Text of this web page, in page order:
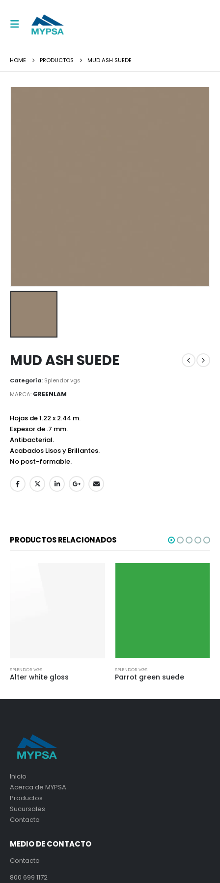
HOME PRODUCTOS MUD ASH SUEDE
MUD ASH SUEDE
Categoría: Splendor vgs
MARCA: GREENLAM
Hojas de 1.22 x 2.44 m.
Espesor de .7 mm.
Antibacterial.
Acabados Lisos y Brillantes.
No post-formable.
PRODUCTOS RELACIONADOS
SPLENDOR VGS
Alter white gloss
SPLENDOR VGS
Parrot green suede
Inicio
Acerca de MYPSA
Productos
Sucursales
Contacto
MEDIO DE CONTACTO
Contacto
800 699 1172